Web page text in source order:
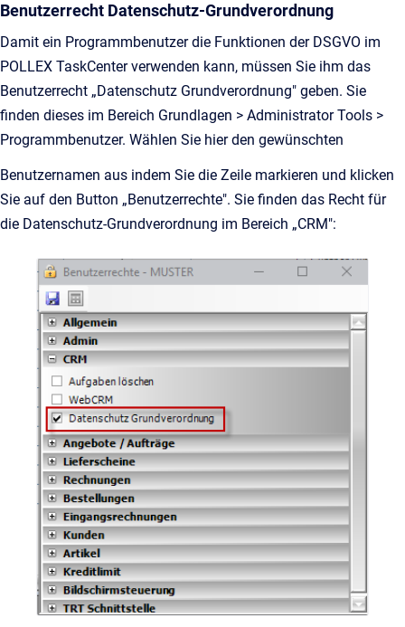
Benutzerrecht Datenschutz-Grundverordnung
Damit ein Programmbenutzer die Funktionen der DSGVO im
POLLEX TaskCenter verwenden kann, müssen Sie ihm das
Benutzerrecht „Datenschutz Grundverordnung" geben. Sie
finden dieses im Bereich Grundlagen > Administrator Tools >
Programmbenutzer. Wählen Sie hier den gewünschten
Benutzernamen aus indem Sie die Zeile markieren und klicken
Sie auf den Button „Benutzerrechte". Sie finden das Recht für
die Datenschutz-Grundverordnung im Bereich „CRM":